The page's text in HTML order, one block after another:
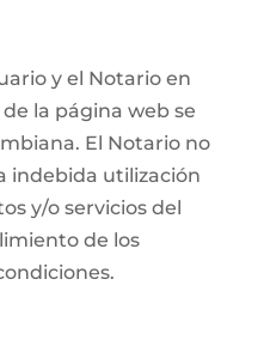
y el Notario en
la página web se
El Notario no
indebida utilización
y/o servicios del
de los